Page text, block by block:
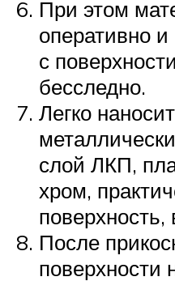
При этом
оперативно и
с
бесследно.
Легко
слой ЛКП,
хром,
поверхность,
После
поверхности